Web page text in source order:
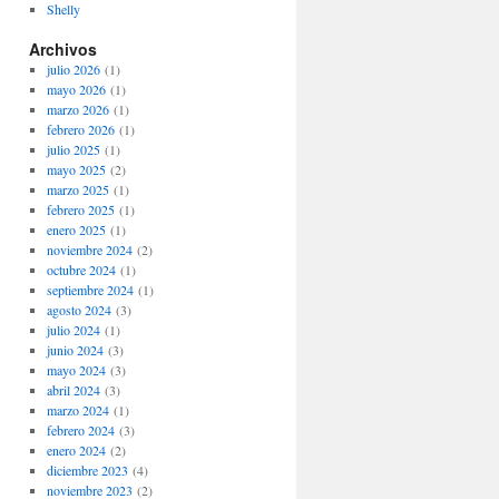
Shelly
Archivos
julio 2026(1)
mayo 2026(1)
marzo 2026(1)
febrero 2026(1)
julio 2025(1)
mayo 2025(2)
marzo 2025(1)
febrero 2025(1)
enero 2025(1)
noviembre 2024(2)
octubre 2024(1)
septiembre 2024(1)
agosto 2024(3)
julio 2024(1)
junio 2024(3)
mayo 2024(3)
abril 2024(3)
marzo 2024(1)
febrero 2024(3)
enero 2024(2)
diciembre 2023 (4)
noviembre 2023 (2)